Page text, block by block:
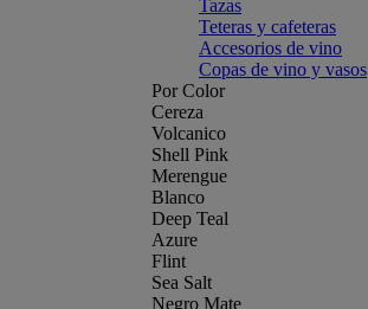
Tazas
Teteras y cafeteras
Accesorios de vino
Copas de vino y vasos
Por Color
Cereza
Volcanico
Shell Pink
Merengue
Blanco
Deep Teal
Azure
Flint
Sea Salt
Negro Mate